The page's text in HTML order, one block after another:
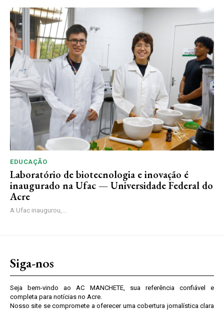
EDUCAÇÃO
Laboratório de biotecnologia e inovação é
inaugurado na Ufac — Universidade Federal do
Acre
A Ufac inaugurou,...
Siga-nos
Seja bem-vindo ao AC MANCHETE, sua referência confiável e
completa para notícias no Acre.
Nosso site se compromete a oferecer uma cobertura jornalística clara